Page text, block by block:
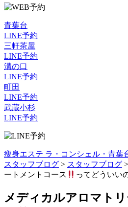
青葉台
LINE予約
三軒茶屋
LINE予約
溝の口
LINE予約
町田
LINE予約
武蔵小杉
LINE予約
痩身エステ ラ・コンシェル・青葉
スタッフブログ > スタッフブログ >
ートメントコース
ってどういい
メディカルアロマト